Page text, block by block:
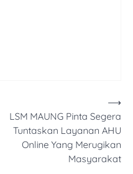
LSM MAUNG Pinta Segera
Tuntaskan Layanan AHU
Online Yang Merugikan
Masyarakat
⟶